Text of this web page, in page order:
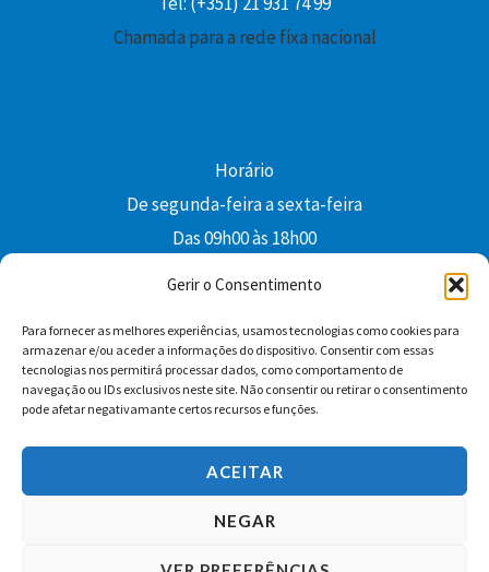
Gerir o Consentimento
Para fornecer as melhores experiências, usamos tecnologias como cookies para
armazenar e/ou aceder a informações do dispositivo. Consentir com essas
tecnologias nos permitirá processar dados, como comportamento de
navegação ou IDs exclusivos neste site. Não consentir ou retirar o consentimento
pode afetar negativamante certos recursos e funções.
ACEITAR
NEGAR
Chamada para a rede fixa nacional
Horário
De segunda-feira a sexta-feira
Das 09h00 às 18h00
Facebook YouTube Instagram
Whatsapp
Condições Gerais de Venda